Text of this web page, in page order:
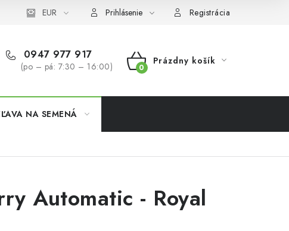
Veľkoobchod Formulár na odstúpenie od zmluvy
EUR Prihlásenie Registrácia
0947 977 917
(po – pá: 7:30 – 16:00)
NÁKUPNÝ
Prázdny košík
NA SEMENÁ
Automatic - Royal